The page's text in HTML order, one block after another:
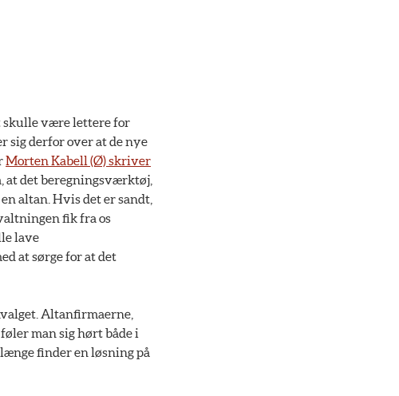
skulle være lettere for
sig derfor over at de nye
Morten Kabell (Ø) skriver
at det beregningsværktøj,
altan. Hvis det er sandt,
fik fra os
lave
at sørge for at det
Altanfirmaerne,
man sig hørt både i
finder en løsning på